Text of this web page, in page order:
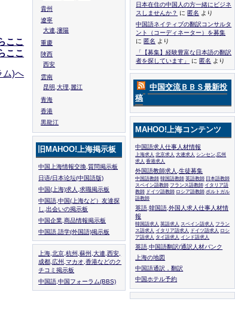
ここ
ここ
ム)へ
貴州
遼寧
大連,瀋陽
重慶
陜西
西安
雲南
昆明,大理,麗江
青海
香港
黒龍江
旧MAHOO!上海掲示板
中国上海情報交換,質問掲示板
日语/日本论坛(中国語版)
中国(上海)求人,求職掲示板
中国語,中国(上海など）友達探
し,出会いの掲示板
中国企業,商品情報掲示板
中国語.語学(外国語)掲示板
上海,北京,杭州,蘇州,大連,西安,
成都,広州,マカオ,香港などのク
チコミ掲示板
中国語,中国フォーラム(BBS)
日本在住の中国人の方一緒にビジネ
スしませんか？ に 匿名 より
中国語ネイティブの翻訳コンサルタ
ント（コーディネーター）を募集
に 匿名 より
「【募集】経験豊富な日本語の翻訳
者を探しています」
に 匿名 より
中国交流ＢＢＳ最新投
稿
MAHOO!上海コンテンツ
中国語求人仕事人材情報
上海求人 北京求人 大連求人 シンセン,広州
求人 香港求人
外国語教師求人,生徒募集
中国語教師 韓国語教師 英語教師 日本語教師
スペイン語教師 フランス語教師 イタリア語
教師 ドイツ語教師 ロシア語教師 ポルトガル
語教師
英語,韓国語,外国人求人仕事人材情
報
韓国語求人 英語求人 スペイン語求人 フラン
ス語求人 イタリア語求人 ドイツ語求人 ロシ
ア語求人 タイ語求人 インド語求人
英語,中国語翻訳/通訳人材バンク
上海の地図
中国語通訳，翻訳
中国ホテル予約